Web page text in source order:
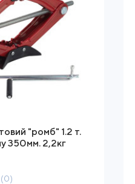
"ромб" 1.2 т.
350мм. 2,2кг
(0)